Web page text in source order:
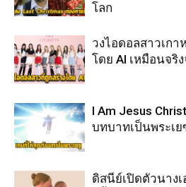
โลก
วงไอดอลสาวเกา
โดย AI เหมือนจริ
I Am Jesus
บทบาทเป็นพระเย
ดิสนีย์เปิดตัวนาง